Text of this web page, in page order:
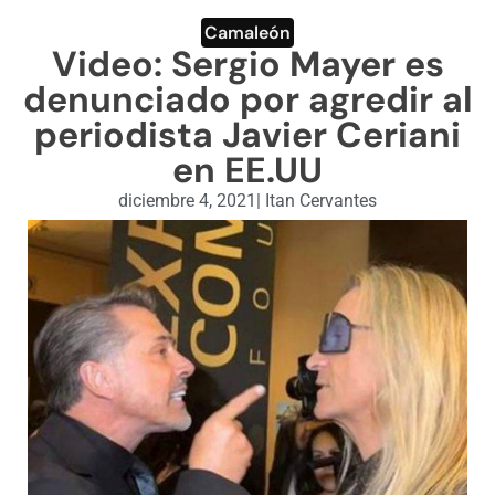
ENGLISH SECTION
VIDEOS
Camaleón
Video: Sergio Mayer es
denunciado por agredir al
periodista Javier Ceriani
en EE.UU
diciembre 4, 2021 | Itan Cervantes